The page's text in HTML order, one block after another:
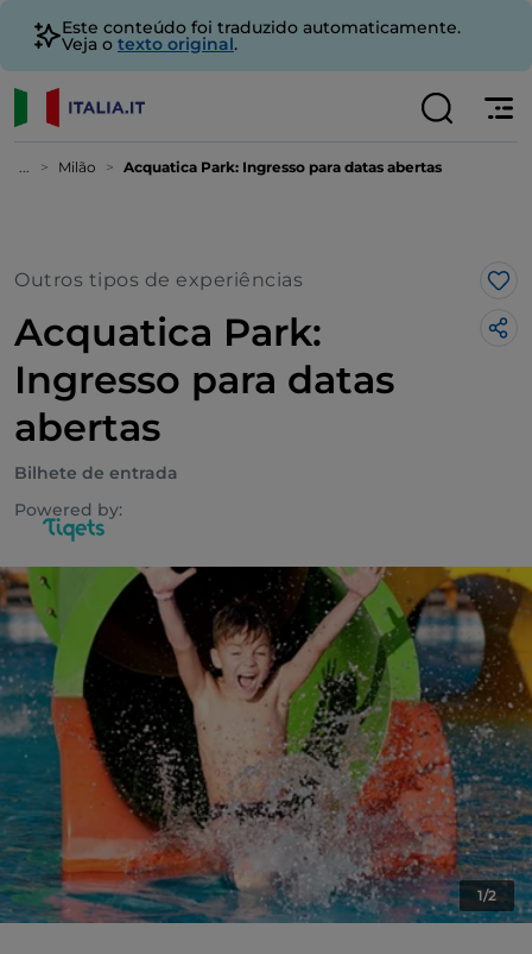
Este conteúdo foi traduzido automaticamente.
Veja o texto original.
... Milão Acquatica Park: Ingresso para datas abertas
Outros tipos de experiências
Acquatica Park:
Ingresso para datas
abertas
Bilhete de entrada
Powered by:
1/2